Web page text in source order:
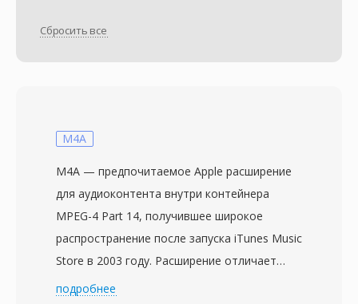
Сбросить все
M4A
M4A — предпочитаемое Apple расширение
для аудиоконтента внутри контейнера
MPEG-4 Part 14, получившее широкое
распространение после запуска iTunes Music
Store в 2003 году. Расширение отличает
чисто аудиопотоки от MP4-файлов с видео,
подробнее